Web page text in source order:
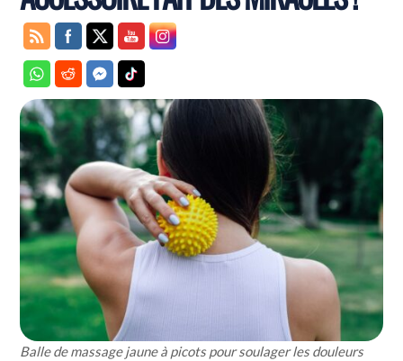
Balle de massage jaune à picots pour soulager les douleurs